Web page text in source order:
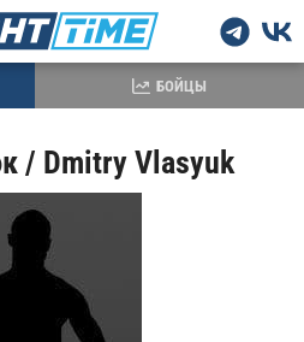
/ Dmitry Vlasyuk
БОЙЦЫ